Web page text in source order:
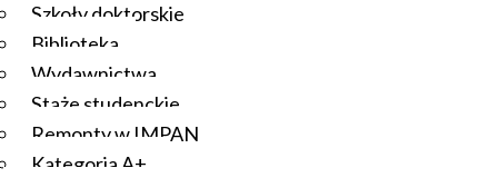
Szkoły doktorskie
Biblioteka
Wydawnictwa
Staże studenckie
Remonty w IMPAN
Kategoria A+